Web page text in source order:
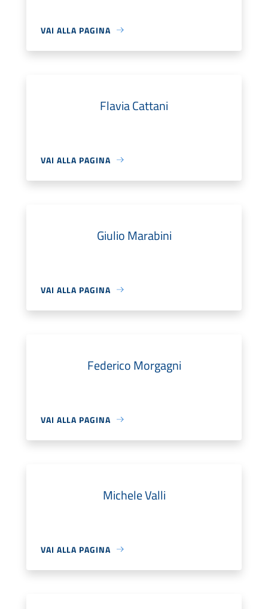
VAI ALLA PAGINA
Flavia Cattani
VAI ALLA PAGINA
Giulio Marabini
VAI ALLA PAGINA
Federico Morgagni
VAI ALLA PAGINA
Michele Valli
VAI ALLA PAGINA